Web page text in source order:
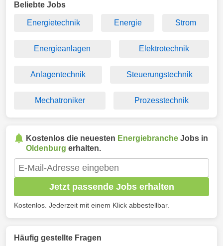
Beliebte Jobs
Energietechnik Energie Strom
Energieanlagen Elektrotechnik
Anlagentechnik Steuerungstechnik
Mechatroniker Prozesstechnik
Kostenlos die neuesten Energiebranche Jobs in
Oldenburg erhalten.
Jetzt passende Jobs erhalten
Kostenlos. Jederzeit mit einem Klick abbestellbar.
Häufig gestellte Fragen